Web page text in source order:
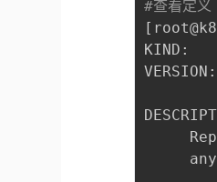
#查看定
[
KIND: